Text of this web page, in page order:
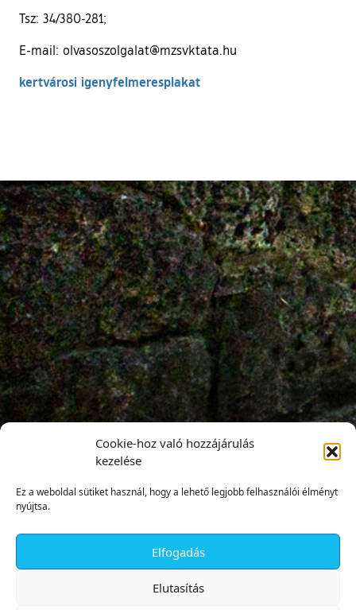
Cookie-hoz való hozzájárulás
kezelése
Ez a weboldal sütiket használ, hogy a lehető legjobb felhasználói élményt
nyújtsa.
Elfogadás
Elutasítás
Tsz: 34/380-281;
E-mail: olvasoszolgalat@mzsvktata.hu
kertvárosi igenyfelmeresplakat
✕